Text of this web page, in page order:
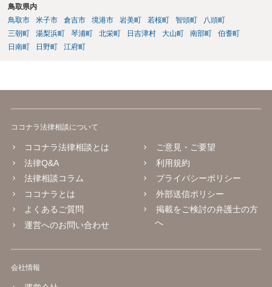
鳥取県内
鳥取市
米子市 倉吉市 境港市 岩美町 若桜町 智頭町
八頭町
三朝町
湯梨浜町 琴浦町 北栄町 日吉津村 大山町 南部町
伯耆町
日南町
日野町 江府町
ココナラ法律相談について
ココナラ法律相談とは
法律Q&A
法律相談コラム
ココナラとは
よくあるご質問
運営へのお問い合わせ
ご意見・ご要望
利用規約
プライバシーポリシー
外部送信ポリシー
掲載をご検討の弁護士の方
へ
会社情報